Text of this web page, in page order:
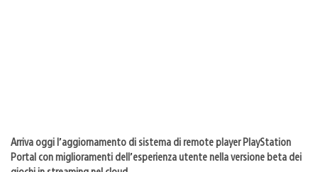
Arriva oggi l’aggiornamento di sistema di remote player PlayStation
Portal con miglioramenti dell’esperienza utente nella versione beta dei